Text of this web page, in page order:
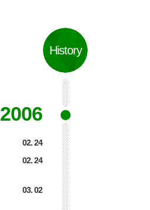
History
2006
02. 24
02. 24
03. 02